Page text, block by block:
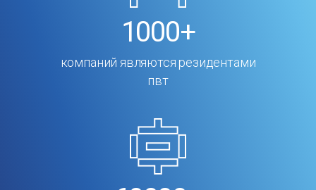
1000+
компаний являются резидентами
пвт